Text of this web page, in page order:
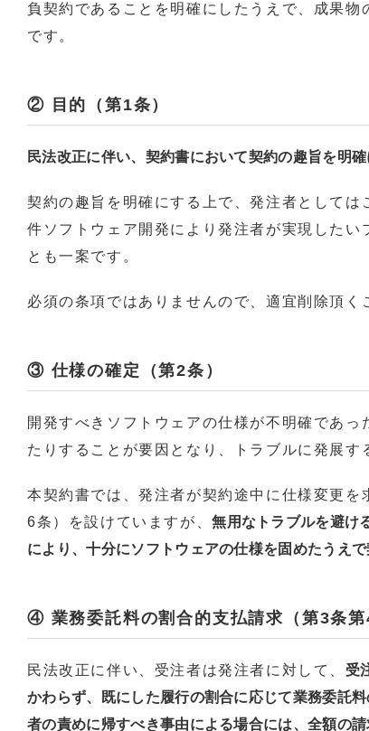
負契約であることを明確にしたうえで、成果
です。
② 目的（第1条）
民法改正に伴い、契約書において契約の趣旨を明
契約の趣旨を明確にする上で、発注者としては
件ソフトウェア開発により発注者が実現したい
とも一案です。
必須の条項ではありませんので、適宜削除頂く
③ 仕様の確定（第2条）
開発すべきソフトウェアの仕様が不明確であ
たりすることが要因となり、トラブルに発展す
本契約書では、発注者が契約途中に仕様変更
6条）を設けていますが、無用なトラブルを避け
により、十分にソフトウェアの仕様を固めたうえで
④ 業務委託料の割合的支払請求（第3条第
民法改正に伴い、受注者は発注者に対して、 受
かわらず、既にした履行の割合に応じて業務委託
者の責めに帰すべき事由による場合には、全額の